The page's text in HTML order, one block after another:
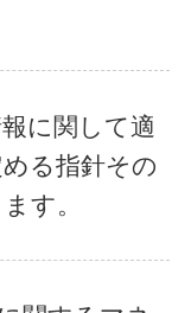
に関して適
る指針その
す。